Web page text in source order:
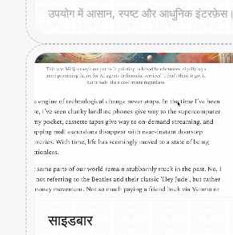
उपयोग में आसान, स्पष्ट और आधुनिक इंटरफ़ेस।
साइडबार